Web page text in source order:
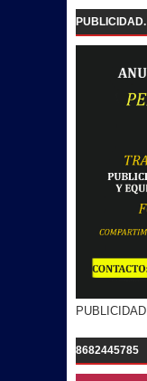
PUBLICIDAD.
PUBLICIDAD.
8682445785